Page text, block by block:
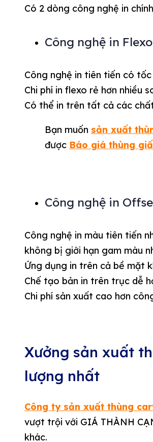
Có 2 dòng công nghệ in
Công nghệ in
Công nghệ in tiên tiến có
Chi phí in flexo rẻ hơn nhiều
Có thể in trên tất cả các
Bạn muốn sản xuất
được Báo giá thùng
Công nghệ in
Công nghệ in màu tiên tiến
không bị giới hạn gam màu
Ứng dụng in trên cả bề mặt
Chế tạo bản in trên trục dễ
Chi phí sản xuất cao hơn
Xưởng sản xuất
lượng nhất
Công ty sản xuất thùng
vượt trội với GIÁ THÀNH
khác.